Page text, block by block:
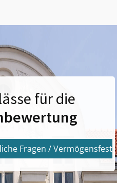
für die
Fragen /